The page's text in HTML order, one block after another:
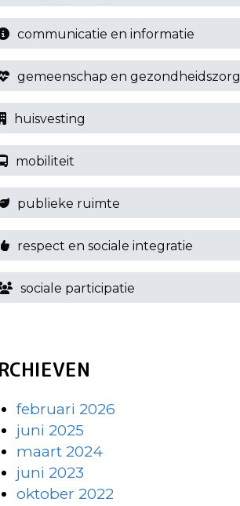
communicatie en informatie
gemeenschap en gezondheidszorg
huisvesting
mobiliteit
publieke ruimte
respect en sociale integratie
sociale participatie
februari 2026
juni 2025
maart 2024
juni 2023
oktober 2022